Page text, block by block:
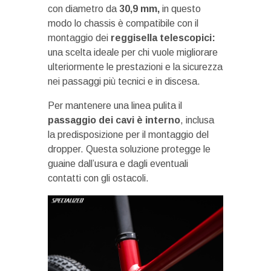
con diametro da 30,9 mm, in questo
modo lo chassis è compatibile con il
montaggio dei reggisella telescopici:
una scelta ideale per chi vuole migliorare
ulteriormente le prestazioni e la sicurezza
nei passaggi più tecnici e in discesa.
Per mantenere una linea pulita il
passaggio dei cavi è interno, inclusa
la predisposizione per il montaggio del
dropper. Questa soluzione protegge le
guaine dall’usura e dagli eventuali
contatti con gli ostacoli.